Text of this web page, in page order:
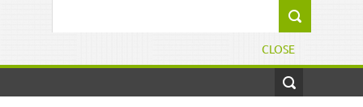
CLOSE